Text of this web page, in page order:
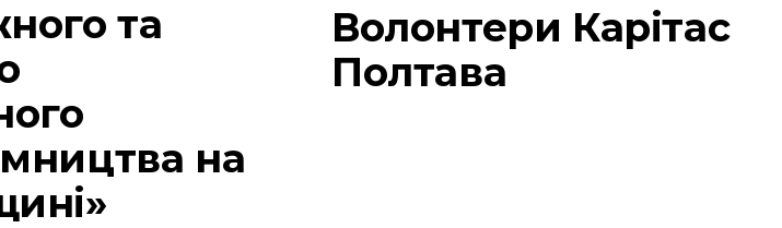
та
на
Волонтери Карітас
Полтава